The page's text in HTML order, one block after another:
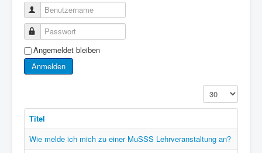
Benutzername
Passwort
Angemeldet bleiben
Anmelden
Anzeige #
Titel
Wie melde ich mich zu einer MuSSS Lehrveranstaltung an?